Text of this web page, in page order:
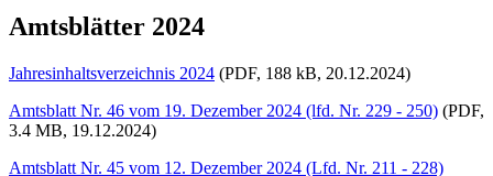
Amtsblätter 2024
Jahresinhaltsverzeichnis 2024 (PDF, 188 kB, 20.12.2024)
Amtsblatt Nr. 46 vom 19. Dezember 2024 (lfd. Nr. 229 - 250) (PDF,
3.4 MB, 19.12.2024)
Amtsblatt Nr. 45 vom 12. Dezember 2024 (Lfd. Nr. 211 - 228)